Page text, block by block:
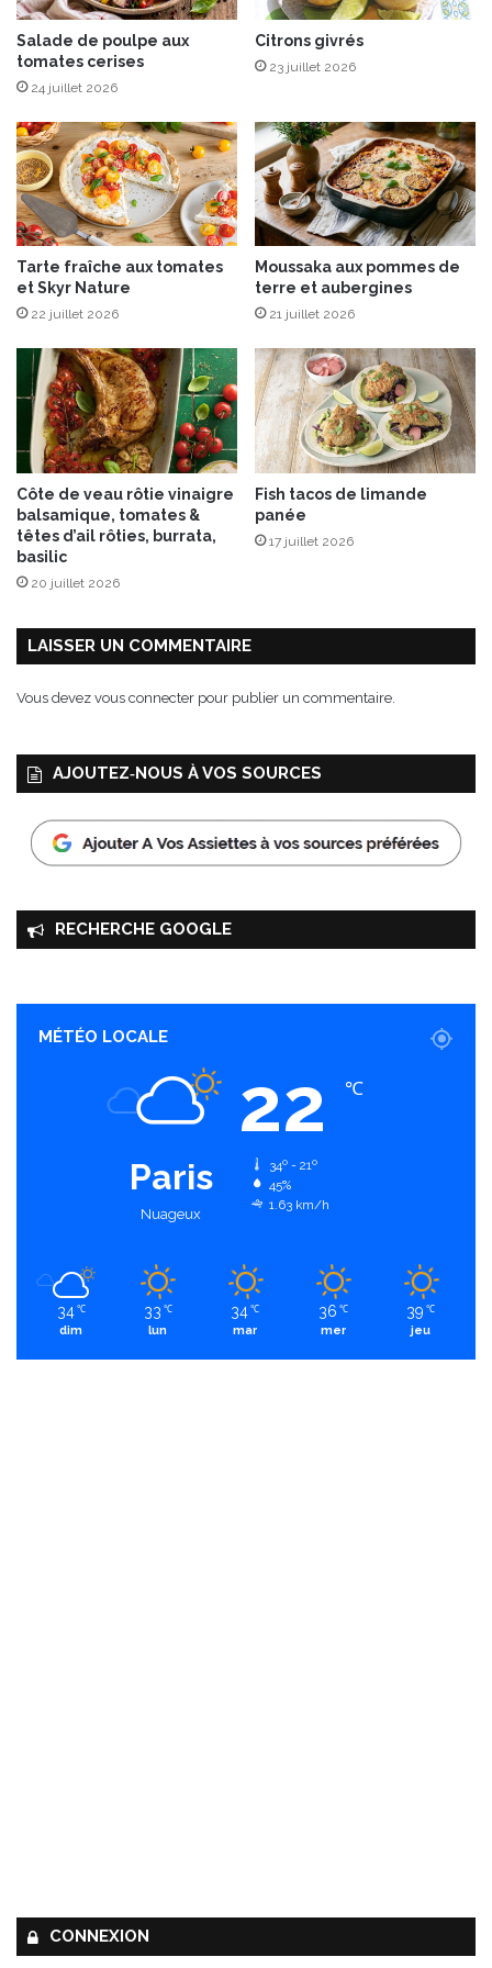
s
é
s
,
E
R
R
O
I
R
D
A
R
Salade de poulpe aux
tomates cerises
24 juillet 2026
Citrons givrés
23 juillet 2026
Tarte fraîche aux tomates
et Skyr Nature
22 juillet 2026
Moussaka aux pommes de
terre et aubergines
21 juillet 2026
Côte de veau rôtie vinaigre
balsamique, tomates &
têtes d’ail rôties, burrata,
basilic
20 juillet 2026
Fish tacos de limande
panée
17 juillet 2026
LAISSER UN COMMENTAIRE
Vous devez vous connecter pour publier un commentaire.
AJOUTEZ‑NOUS À VOS SOURCES
RECHERCHE GOOGLE
MÉTÉO LOCALE
Paris
Nuageux
22 ℃
34º - 21º
45%
1.63 km/h
34 ℃
dim
33 ℃
lun
34 ℃
mar
36 ℃
mer
39 ℃
jeu
CONNEXION